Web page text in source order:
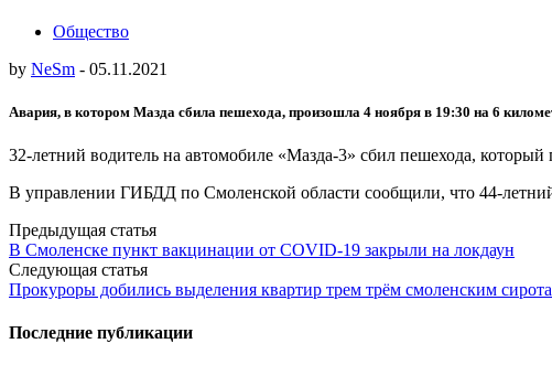
Общество
by NeSm - 05.11.2021
Авария, в котором Мазда сбила пешехода, произошла 4 ноября в 19:30 на 6
32-летний водитель на автомобиле «Мазда-3» сбил пешехода, который
В управлении ГИБДД по Смоленской области сообщили, что 44-
Post
navigation
Предыдущая статья
В Смоленске пункт вакцинации от COVID-19 закрыли на локдаун
Следующая статья
Прокуроры добились выделения квартир трем трём смоленским
Последние публикации